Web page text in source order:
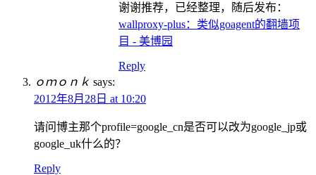
谢谢推荐，已经整理，随后发布：
wallproxy-plus：类似goagent的翻墙项
目 - 美博园
Reply
ｏｍｏｎｋ says:
2012年8月28日 at 10:20
请问博主那个profile=google_cn是否可以改为google_jp或
google_uk什么的？
Reply